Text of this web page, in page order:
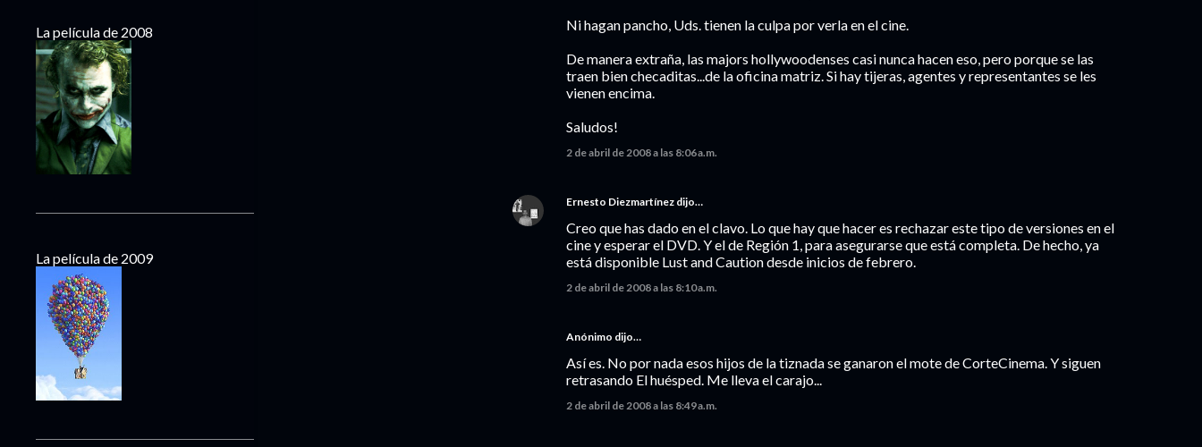
Ni hagan pancho, Uds. tienen la culpa por verla en el cine.
De manera extraña, las majors hollywoodenses casi nunca hacen eso, pero porque se las
traen bien checaditas...de la oficina matriz. Si hay tijeras, agentes y representantes se les
vienen encima.
Saludos!
2 de abril de 2008 a las 8:06 a.m.
Ernesto Diezmartínez dijo…
Creo que has dado en el clavo. Lo que hay que hacer es rechazar este tipo de versiones en el
cine y esperar el DVD. Y el de Región 1, para asegurarse que está completa. De hecho, ya
está disponible Lust and Caution desde inicios de febrero.
2 de abril de 2008 a las 8:10 a.m.
Anónimo dijo…
Así es. No por nada esos hijos de la tiznada se ganaron el mote de CorteCinema. Y siguen
retrasando El huésped. Me lleva el carajo...
2 de abril de 2008 a las 8:49 a.m.
La película de 2008
La película de 2009